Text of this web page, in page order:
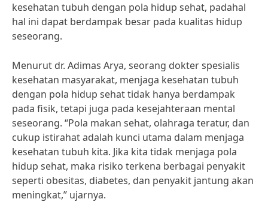
kesehatan tubuh dengan pola hidup sehat, padahal
hal ini dapat berdampak besar pada kualitas hidup
seseorang.
Menurut dr. Adimas Arya, seorang dokter spesialis
kesehatan masyarakat, menjaga kesehatan tubuh
dengan pola hidup sehat tidak hanya berdampak
pada fisik, tetapi juga pada kesejahteraan mental
seseorang. “Pola makan sehat, olahraga teratur, dan
cukup istirahat adalah kunci utama dalam menjaga
kesehatan tubuh kita. Jika kita tidak menjaga pola
hidup sehat, maka risiko terkena berbagai penyakit
seperti obesitas, diabetes, dan penyakit jantung akan
meningkat,” ujarnya.